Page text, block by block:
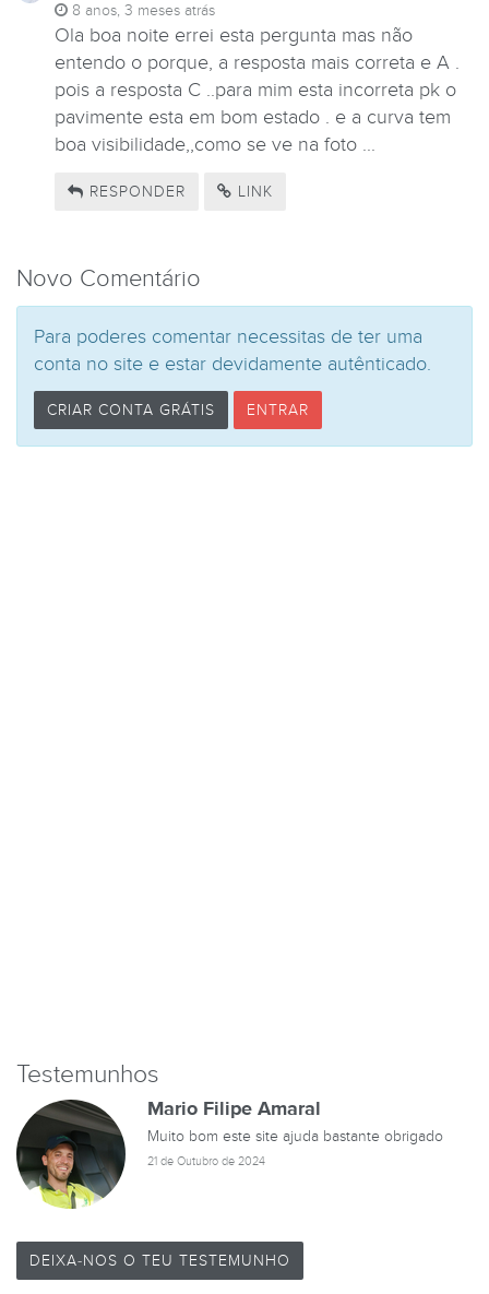
8 anos, 3 meses atrás
Ola boa noite errei esta pergunta mas não
entendo o porque, a resposta mais correta e A .
pois a resposta C ..para mim esta incorreta pk o
pavimente esta em bom estado . e a curva tem
boa visibilidade,,como se ve na foto ...
RESPONDER LINK
Novo Comentário
Para poderes comentar necessitas de ter uma
conta no site e estar devidamente autênticado.
CRIAR CONTA GRÁTIS ENTRAR
Testemunhos
Mario Filipe Amaral
Muito bom este site ajuda bastante obrigado
21 de Outubro de 2024
DEIXA-NOS O TEU TESTEMUNHO